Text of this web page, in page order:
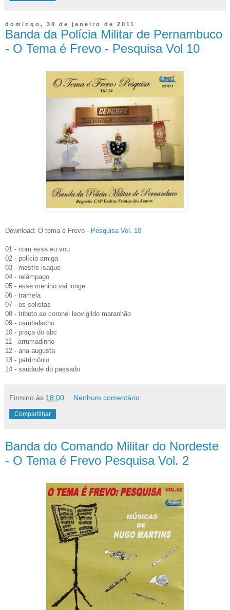
domingo, 30 de janeiro de 2011
Banda da Polícia Militar de Pernambuco
- O Tema é Frevo - Pesquisa Vol 10
Download: O tema é Frevo - Pesquisa Vol. 10
01 - com essa eu vou
02 - polícia amiga
03 - mestre isaque
04 - relâmpago
05 - esse menino vai longe
06 - tramela
07 - os solistas
08 - tributo ao coronel leovigildo maranhão
09 - cambalacho
10 - praça do abc
11 - arrumadinho
12 - ana augusta
13 - patrimônio
14 - saudade do passado
Firmino às 18:00 Nenhum comentário:
Compartilhar
Banda do Comando Militar do Nordeste
- O Tema é Frevo Pesquisa Vol. 2